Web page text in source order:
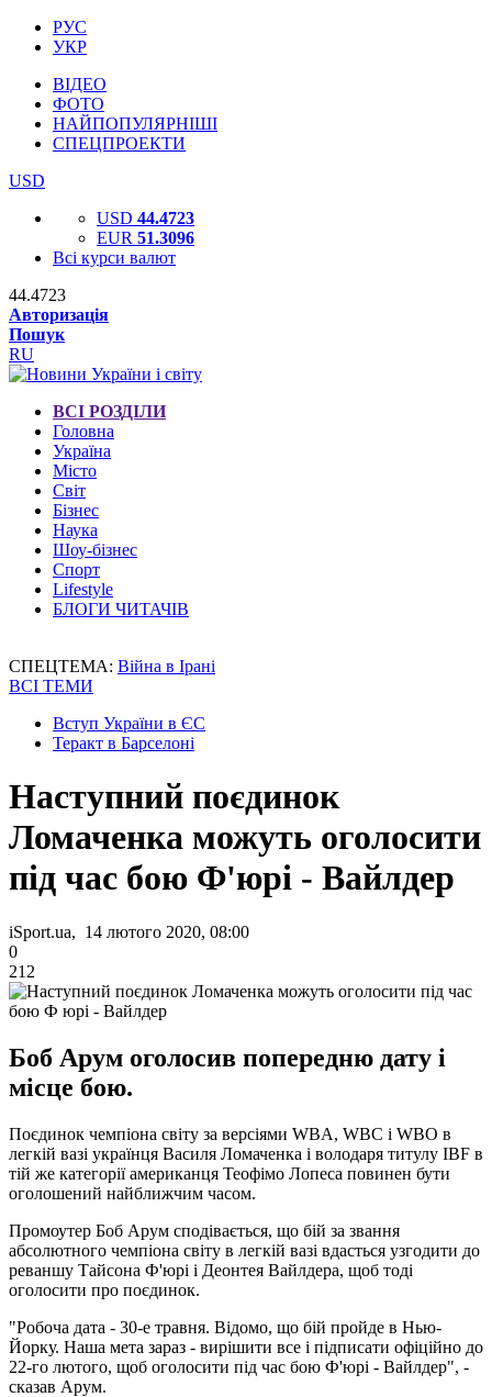
РУС
УКР
ВІДЕО
ФОТО
НАЙПОПУЛЯРНІШІ
СПЕЦПРОЕКТИ
USD
USD 44.4723
EUR 51.3096
Всі курси валют
44.4723
Авторизація
Пошук
RU
ВСІ РОЗДІЛИ
Головна
Україна
Місто
Світ
Бізнес
Наука
Шоу-бізнес
Спорт
Lifestyle
БЛОГИ ЧИТАЧІВ
СПЕЦТЕМА: Війна в Ірані
ВСІ ТЕМИ
Вступ України в ЄС
Теракт в Барселоні
Наступний поєдинок
Ломаченка можуть оголосити
під час бою Ф'юрі - Вайлдер
iSport.ua, 14 лютого 2020, 08:00
0
212
Боб Арум оголосив попередню дату і
місце бою.
Поєдинок чемпіона світу за версіями WBA, WBC і WBO в
легкій вазі українця Василя Ломаченка і володаря титулу IBF в
тій же категорії американця Теофімо Лопеса повинен бути
оголошений найближчим часом.
Промоутер Боб Арум сподівається, що бій за звання
абсолютного чемпіона світу в легкій вазі вдасться узгодити до
реваншу Тайсона Ф'юрі і Деонтея Вайлдера, щоб тоді
оголосити про поєдинок.
"Робоча дата - 30-е травня. Відомо, що бій пройде в Нью-
Йорку. Наша мета зараз - вирішити все і підписати офіційно до
22-го лютого, щоб оголосити під час бою Ф'юрі - Вайлдер", -
сказав Арум.